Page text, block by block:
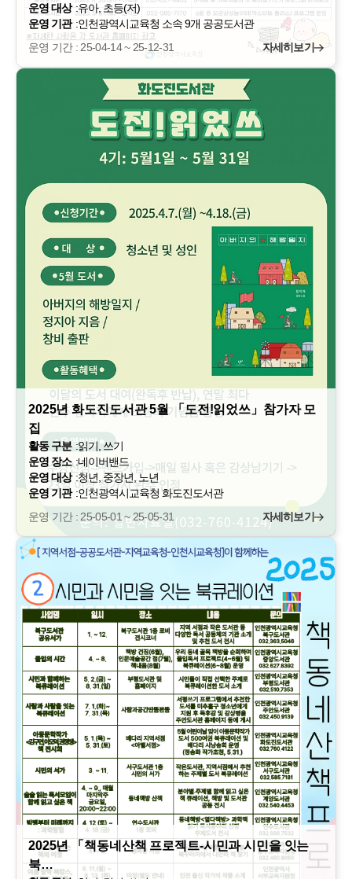
운영 대상 :유아, 초등(저)
운영 기관 :인천광역시교육청 소속 9개 공공도서관
운영 기간 : 25-04-14 ~ 25-12-31
자세히보기
2025년 화도진도서관 5월 「도전!읽었쓰」참가자 모
집
활동 구분 :읽기, 쓰기
운영 장소 :네이버밴드
운영 대상 :청년, 중장년, 노년
운영 기관 :인천광역시교육청 화도진도서관
운영 기간 : 25-05-01 ~ 25-05-31
자세히보기
2025년 「책동네산책 프로젝트-시민과 시민을 잇는
북…